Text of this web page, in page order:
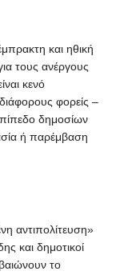
και ηθική
τους ανέργους
κενό
φορείς –
δημοσίων
ή παρέμβαση
αντιπολίτευση»
και δημοτικοί
το